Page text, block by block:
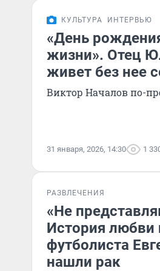
КУЛЬТУРА ИНТЕРВЬЮ
«День
жизни». Отец
живет без нее
Виктор Началов по-
31 января, 2026, 14:30 1
РАЗВЛЕЧЕНИЯ
«Не
История
футболиста
нашли рак